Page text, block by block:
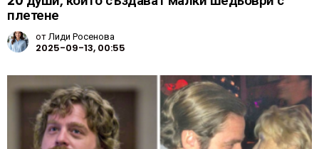
плетене
отЛиди Росенова
2025-09-13, 00:55